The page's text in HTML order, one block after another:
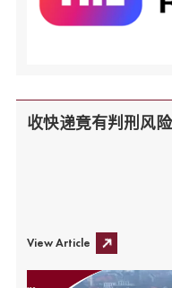
收快递竟有判刑风
View Article